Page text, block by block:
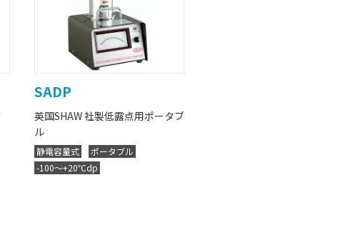
SADP
英国SHAW 社製低露点用ポータブ
ル
静電容量式
ポータブル
-100～+20℃dp